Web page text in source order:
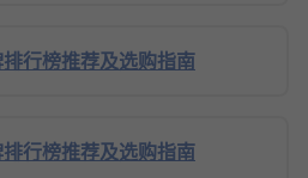
行榜推荐及选购指南
行榜推荐及选购指南